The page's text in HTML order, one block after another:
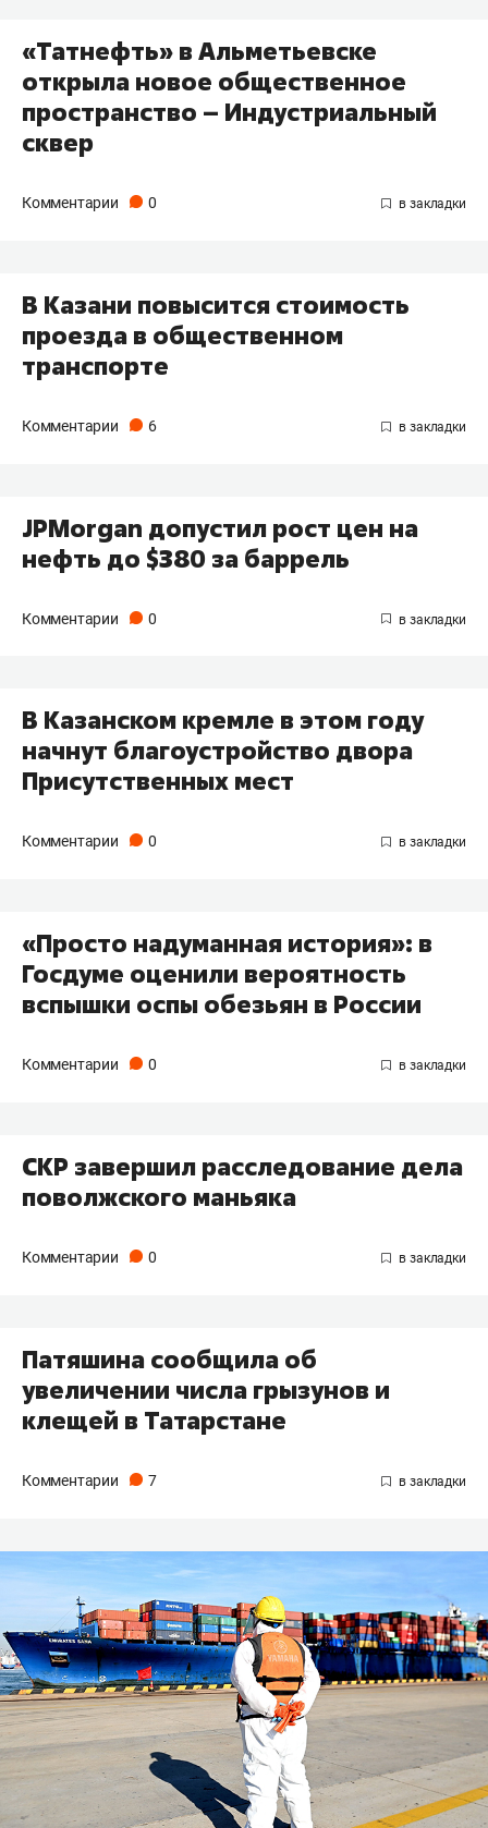
«Татнефть» в Альметьевске
открыла новое общественное
пространство – Индустриальный
сквер
Комментарии 0
В Казани повысится стоимость
проезда в общественном
транспорте
Комментарии 6
JPMorgan допустил рост цен на
нефть до $380 за баррель
Комментарии 0
В Казанском кремле в этом году
начнут благоустройство двора
Присутственных мест
Комментарии 0
«Просто надуманная история»: в
Госдуме оценили вероятность
вспышки оспы обезьян в России
Комментарии 0
СКР завершил расследование дела
поволжского маньяка
Комментарии 0
Патяшина сообщила об
увеличении числа грызунов и
клещей в Татарстане
Комментарии 7